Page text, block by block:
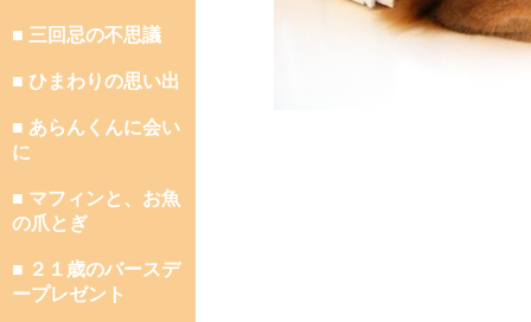
■ 三回忌の不思議
■ ひまわりの思い出
■ あらんくんに会い
に
■ マフィンと、お魚
の爪とぎ
■ ２１歳のバースデ
ープレゼント